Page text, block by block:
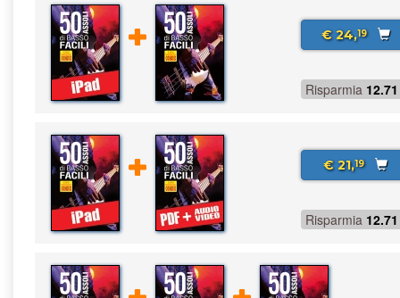
€ 24,19
Risparmia 12.71
€ 21,19
Risparmia 12.71